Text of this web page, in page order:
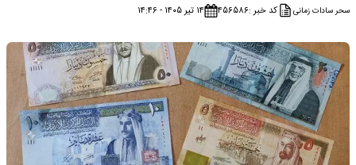
سحر سادات زمانی کد خبر :۴۵۶۵۸۶ ۱۴ تیر ۱۴۰۵ - ۱۴:۴۶